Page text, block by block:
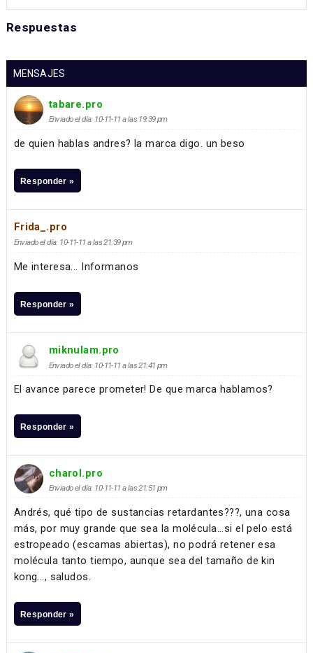
Respuestas
MENSAJES
tabare.pro
Enviado el día: 10-11-11 a las 19:39 pm
de quien hablas andres? la marca digo. un beso
Responder »
Frida_.pro
Enviado el día: 10-11-11 a las 21:39 pm
Me interesa... Informanos
Responder »
miknulam.pro
Enviado el día: 10-11-11 a las 21:41 pm
El avance parece prometer! De que marca hablamos?
Responder »
charol.pro
Enviado el día: 10-11-11 a las 21:51 pm
Andrés, qué tipo de sustancias retardantes???, una cosa
más, por muy grande que sea la molécula...si el pelo está
estropeado (escamas abiertas), no podrá retener esa
molécula tanto tiempo, aunque sea del tamaño de kin
kong..., saludos.
Responder »